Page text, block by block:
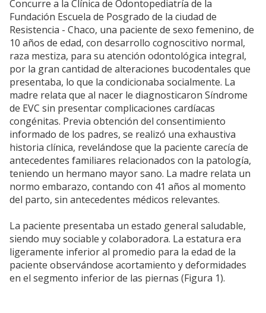
Concurre a la Clínica de Odontopediatría de la
Fundación Escuela de Posgrado de la ciudad de
Resistencia - Chaco, una paciente de sexo femenino, de
10 años de edad, con desarrollo cognoscitivo normal,
raza mestiza, para su atención odontológica integral,
por la gran cantidad de alteraciones bucodentales que
presentaba, lo que la condicionaba socialmente. La
madre relata que al nacer le diagnosticaron Síndrome
de EVC sin presentar complicaciones cardíacas
congénitas. Previa obtención del consentimiento
informado de los padres, se realizó una exhaustiva
historia clínica, revelándose que la paciente carecía de
antecedentes familiares relacionados con la patología,
teniendo un hermano mayor sano. La madre relata un
normo embarazo, contando con 41 años al momento
del parto, sin antecedentes médicos relevantes.
La paciente presentaba un estado general saludable,
siendo muy sociable y colaboradora. La estatura era
ligeramente inferior al promedio para la edad de la
paciente observándose acortamiento y deformidades
en el segmento inferior de las piernas (Figura 1).